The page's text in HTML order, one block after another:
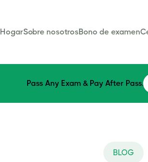
HogarSobre nosotrosBono de examen
Pass Any Exam & Pay After Pass.
BLOG